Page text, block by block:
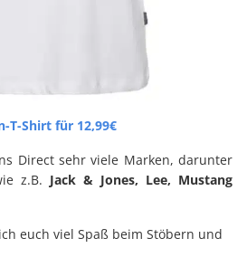
T-Shirt für 12,99€
Direct sehr viele Marken, darunter
z.B. Jack & Jones, Lee, Mustang
euch viel Spaß beim Stöbern und